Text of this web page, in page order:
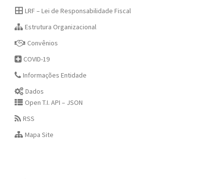
LRF – Lei de Responsabilidade Fiscal
Estrutura Organizacional
Convênios
COVID-19
Informações Entidade
Dados
Open T.I. API – JSON
RSS
Mapa Site